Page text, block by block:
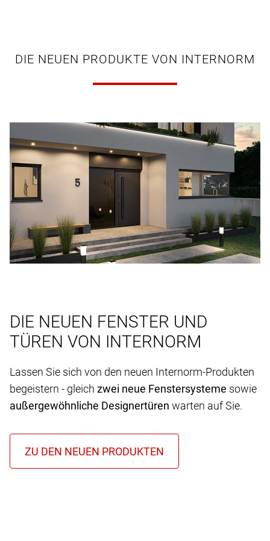
DIE NEUEN PRODUKTE VON INTERNORM
DIE NEUEN FENSTER UND
TÜREN VON INTERNORM
Lassen Sie sich von den neuen Internorm-Produkten
begeistern - gleich zwei neue Fenstersysteme sowie
außergewöhnliche Designertüren warten auf Sie.